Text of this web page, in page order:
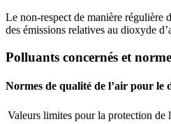
Le non-respect de manière régulière
des émissions relatives au dioxyde
Polluants concernés et
Normes de qualité de l’air pour le
Valeurs limites pour la protection de